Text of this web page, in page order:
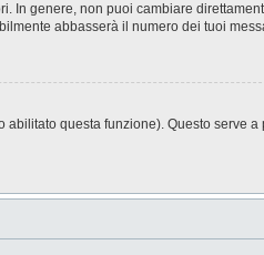
In genere, non puoi cambiare
abbasserà il numero dei tuoi
questa funzione). Questo serve a